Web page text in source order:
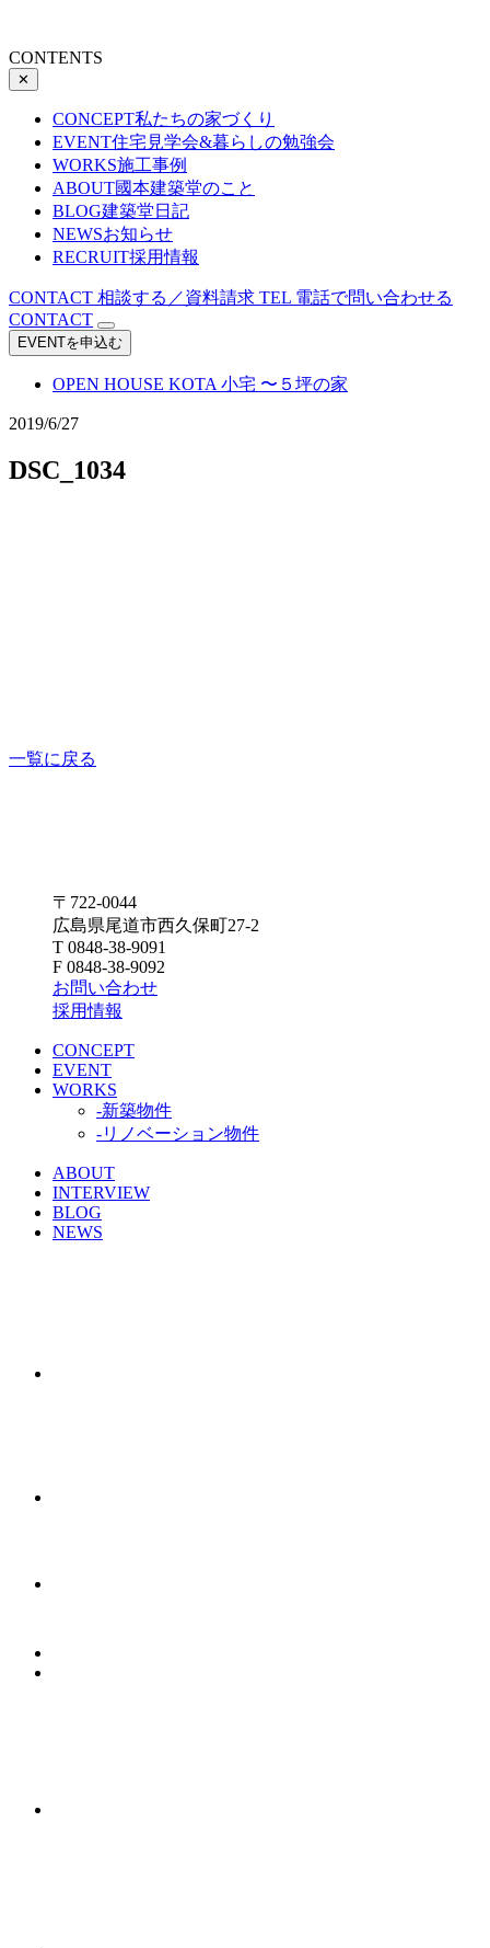
CONTENTS
✕
CONCEPT私たちの家づくり
EVENT住宅見学会&暮らしの勉強会
WORKS施工事例
ABOUT國本建築堂のこと
BLOG建築堂日記
NEWSお知らせ
RECRUIT採用情報
CONTACT 相談する／資料請求 TEL 電話で問い合わせる
CONTACT
EVENTを申込む
OPEN HOUSE KOTA 小宅 〜５坪の家
2019/6/27
DSC_1034
一覧に戻る
〒722-0044
広島県尾道市西久保町27-2
T 0848-38-9091
F 0848-38-9092
お問い合わせ
採用情報
CONCEPT
EVENT
WORKS
-新築物件
-リノベーション物件
ABOUT
INTERVIEW
BLOG
NEWS